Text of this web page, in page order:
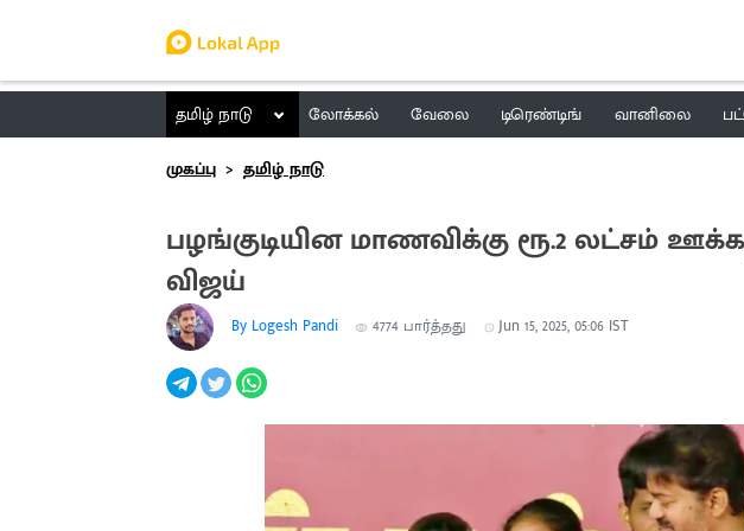
தமிழ் நாடு லோக்கல் வேலை டிரெண்டிங் வானிலை
முகப்பு
தமிழ் நாடு
பழங்குடியின மாணவிக்கு ரூ.2 லட்சம்
விஜய்
By Logesh Pandi 4774 பார்த்தது Jun 15, 2025, 05:06 IST